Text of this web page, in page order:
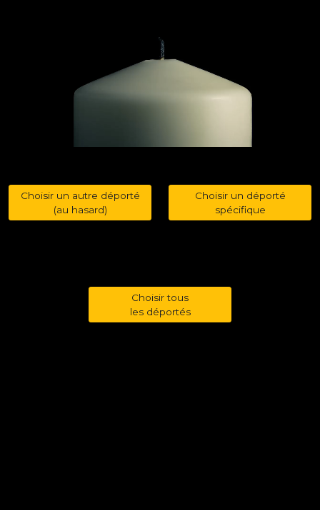
Choisir un autre déporté
(au hasard)
Choisir un déporté
spécifique
Choisir tous
les déportés